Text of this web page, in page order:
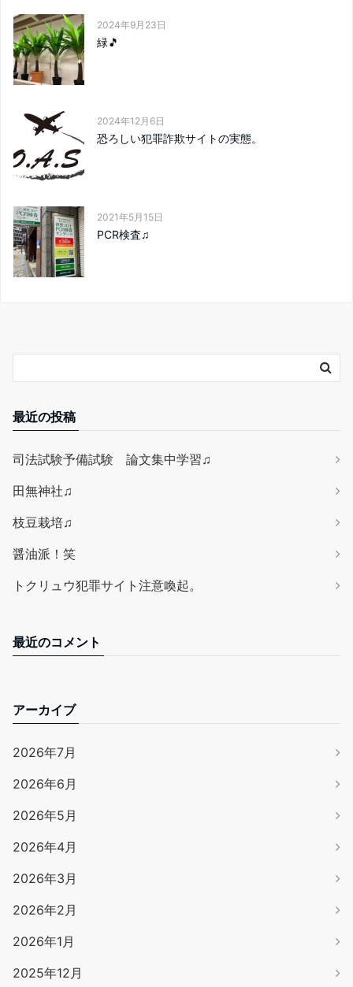
2024年9月23日
緑🎵
2024年12月6日
恐ろしい犯罪詐欺サイトの実態。
2021年5月15日
PCR検査♫
最近の投稿
司法試験予備試験 論文集中学習♫
田無神社♫
枝豆栽培♫
醤油派！笑
トクリュウ犯罪サイト注意喚起。
最近のコメント
アーカイブ
2026年7月
2026年6月
2026年5月
2026年4月
2026年3月
2026年2月
2026年1月
2025年12月